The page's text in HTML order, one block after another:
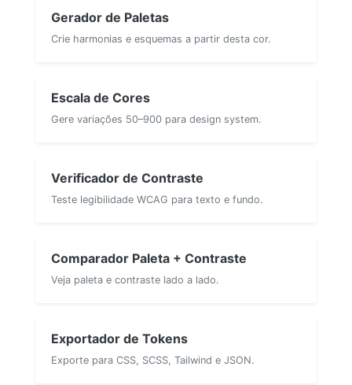
Gerador de Paletas
Crie harmonias e esquemas a partir desta cor.
Escala de Cores
Gere variações 50–900 para design system.
Verificador de Contraste
Teste legibilidade WCAG para texto e fundo.
Comparador Paleta + Contraste
Veja paleta e contraste lado a lado.
Exportador de Tokens
Exporte para CSS, SCSS, Tailwind e JSON.